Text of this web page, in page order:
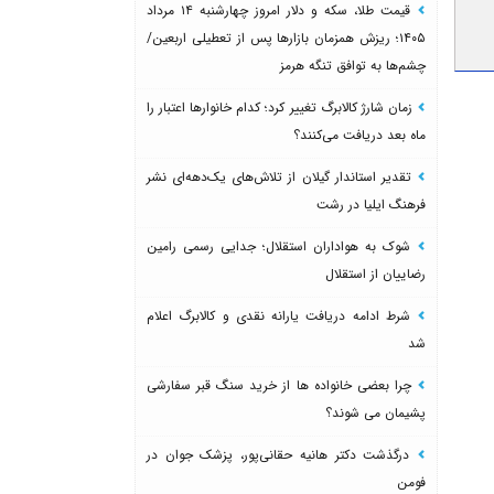
قیمت طلا، سکه و دلار امروز چهارشنبه ۱۴ مرداد
۱۴۰۵؛ ریزش همزمان بازارها پس از تعطیلی اربعین/
چشم‌ها به توافق تنگه هرمز
زمان شارژ کالابرگ تغییر کرد؛ کدام خانوارها اعتبار را
ماه بعد دریافت می‌کنند؟
تقدیر استاندار گیلان از تلاش‌های یک‌دهه‌ای نشر
فرهنگ ایلیا در رشت
شوک به هواداران استقلال؛ جدایی رسمی رامین
رضاییان از استقلال
شرط ادامه دریافت یارانه نقدی و کالابرگ اعلام
شد
چرا بعضی خانواده ها از خرید سنگ قبر سفارشی
پشیمان می شوند؟
درگذشت دکتر هانیه حقانی‌پور، پزشک جوان در
فومن